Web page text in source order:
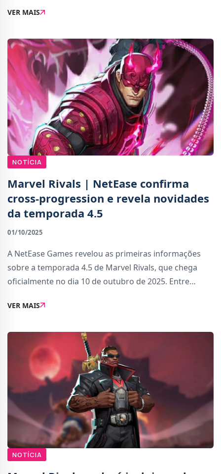
dinâmica, às animações de grande qua
VER MAIS
NOTÍCIA
Marvel Rivals | NetEase confirma
cross-progression e revela novidades
da temporada 4.5
01/10/2025
A NetEase Games revelou as primeiras informações
sobre a temporada 4.5 de Marvel Rivals, que chega
oficialmente no dia 10 de outubro de 2025. Entre
funcionalidades aguardadas pela comunidade, o
VER MAIS
NOTÍCIA